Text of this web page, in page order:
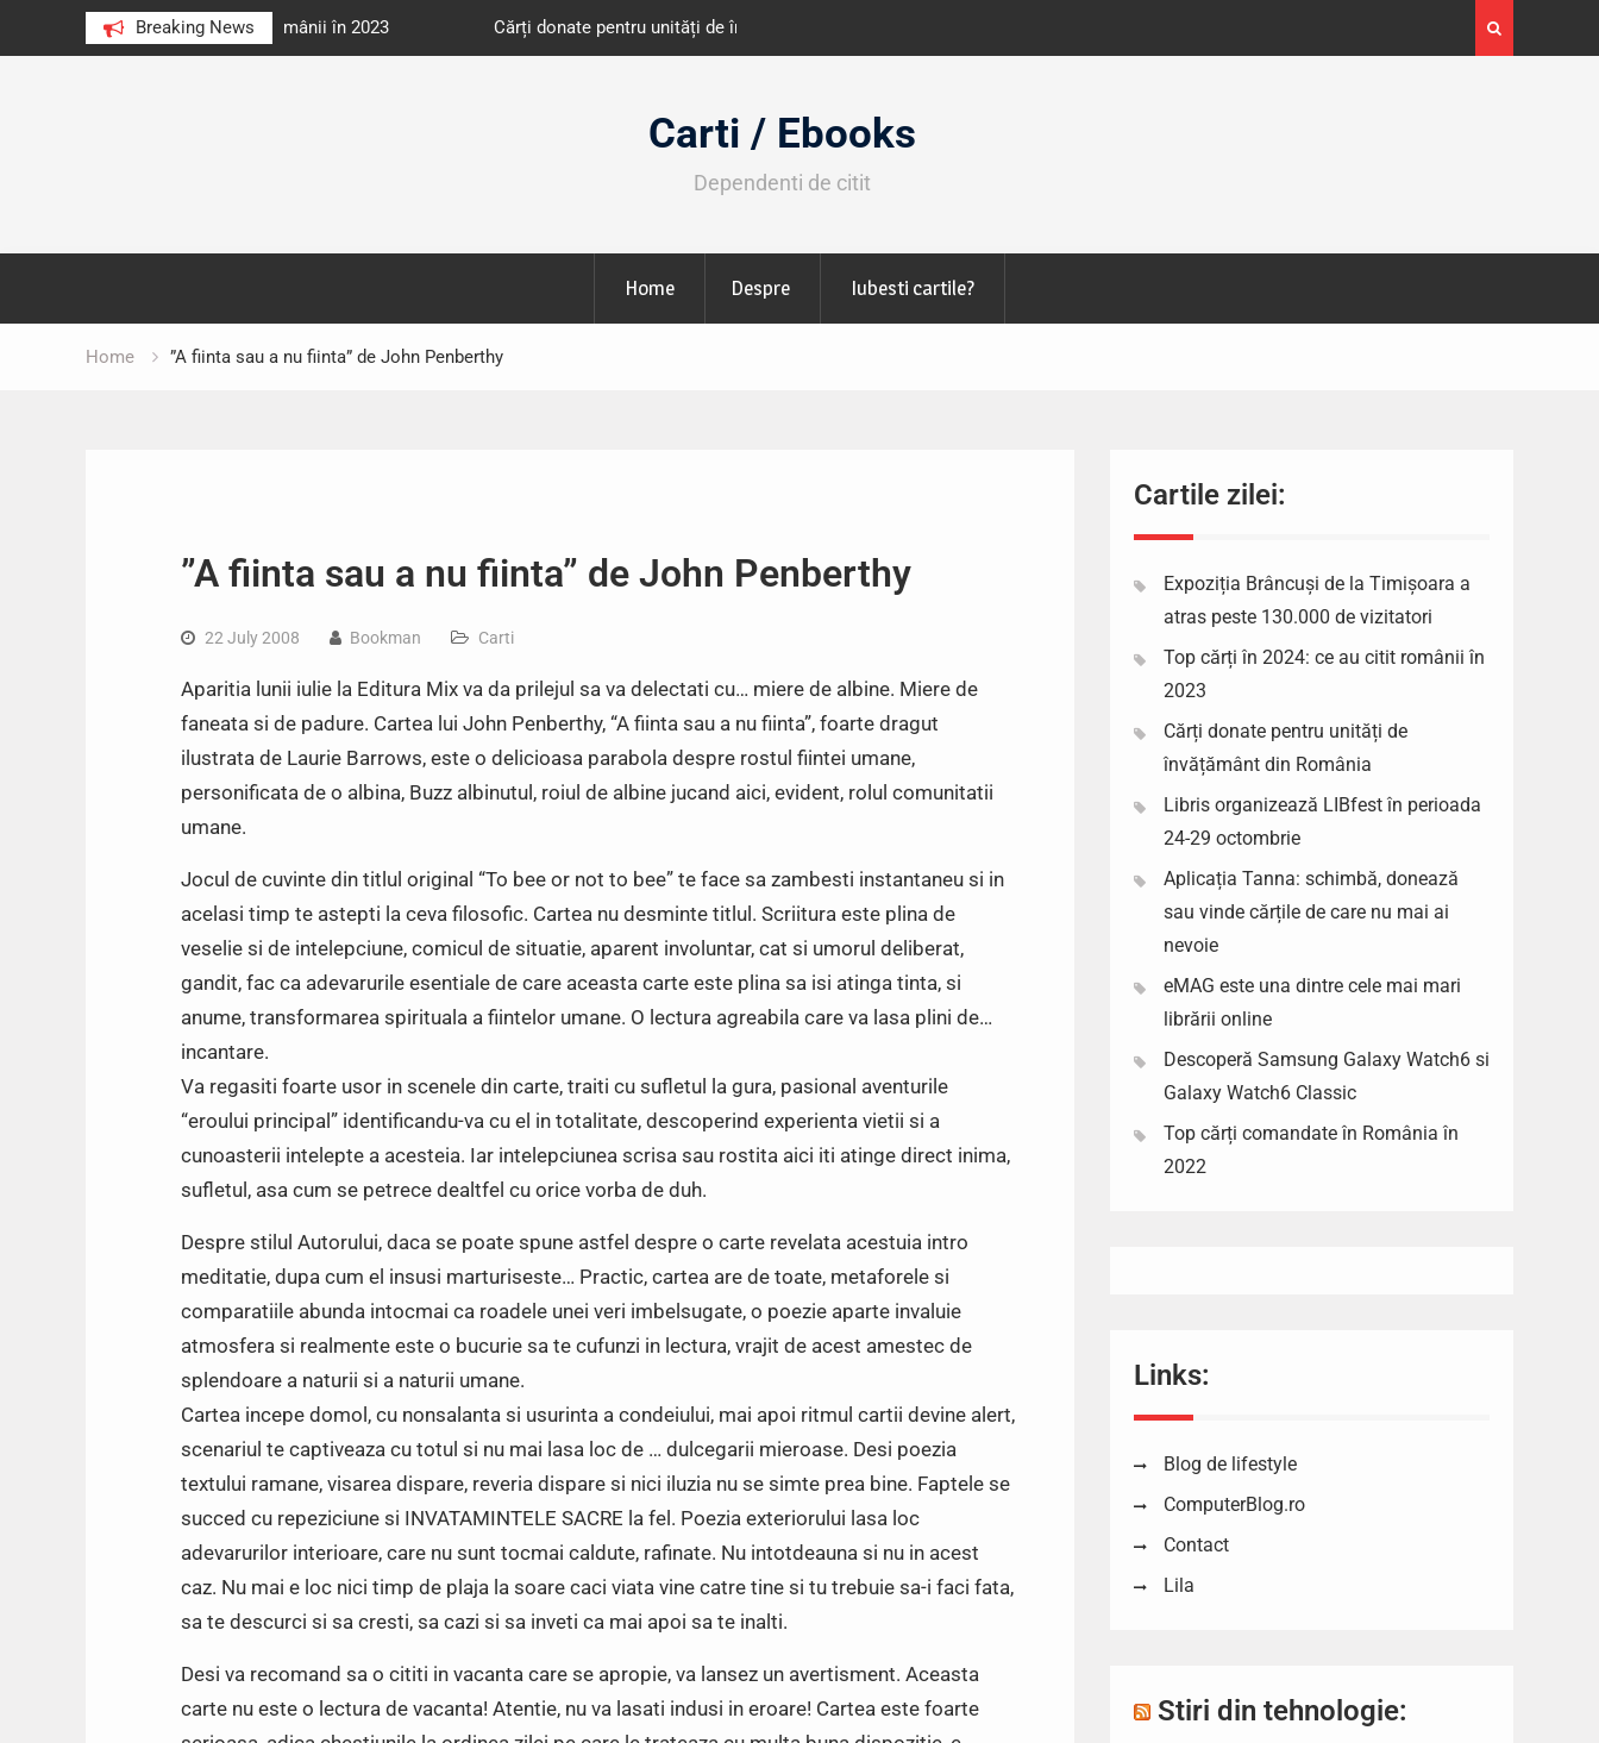
Breaking News
au citit românii în 2023 Cărți donate pentru unități de învățământ din România
octombrie
Expoziția Brâncuși de la Timișoara a atras peste
130.000 de vizitatori
Carti / Ebooks
Dependenti de citit
Home Despre Iubesti cartile?
Home ”A fiinta sau a nu fiinta” de John Penberthy
”A fiinta sau a nu fiinta” de John Penberthy
22 July 2008 Bookman Carti
Aparitia lunii iulie la Editura Mix va da prilejul sa va delectati cu… miere de albine. Miere de
faneata si de padure. Cartea lui John Penberthy, “A fiinta sau a nu fiinta”, foarte dragut
ilustrata de Laurie Barrows, este o delicioasa parabola despre rostul fiintei umane,
personificata de o albina, Buzz albinutul, roiul de albine jucand aici, evident, rolul comunitatii
umane.
Jocul de cuvinte din titlul original “To bee or not to bee” te face sa zambesti instantaneu si in
acelasi timp te astepti la ceva filosofic. Cartea nu desminte titlul. Scriitura este plina de
veselie si de intelepciune, comicul de situatie, aparent involuntar, cat si umorul deliberat,
gandit, fac ca adevarurile esentiale de care aceasta carte este plina sa isi atinga tinta, si
anume, transformarea spirituala a fiintelor umane. O lectura agreabila care va lasa plini de…
incantare.
Va regasiti foarte usor in scenele din carte, traiti cu sufletul la gura, pasional aventurile
“eroului principal” identificandu-va cu el in totalitate, descoperind experienta vietii si a
cunoasterii intelepte a acesteia. Iar intelepciunea scrisa sau rostita aici iti atinge direct inima,
sufletul, asa cum se petrece dealtfel cu orice vorba de duh.
Despre stilul Autorului, daca se poate spune astfel despre o carte revelata acestuia intro
meditatie, dupa cum el insusi marturiseste… Practic, cartea are de toate, metaforele si
comparatiile abunda intocmai ca roadele unei veri imbelsugate, o poezie aparte invaluie
atmosfera si realmente este o bucurie sa te cufunzi in lectura, vrajit de acest amestec de
splendoare a naturii si a naturii umane.
Cartea incepe domol, cu nonsalanta si usurinta a condeiului, mai apoi ritmul cartii devine alert,
scenariul te captiveaza cu totul si nu mai lasa loc de … dulcegarii mieroase. Desi poezia
textului ramane, visarea dispare, reveria dispare si nici iluzia nu se simte prea bine. Faptele se
succed cu repeziciune si INVATAMINTELE SACRE la fel. Poezia exteriorului lasa loc
adevarurilor interioare, care nu sunt tocmai caldute, rafinate. Nu intotdeauna si nu in acest
caz. Nu mai e loc nici timp de plaja la soare caci viata vine catre tine si tu trebuie sa-i faci fata,
sa te descurci si sa cresti, sa cazi si sa inveti ca mai apoi sa te inalti.
Desi va recomand sa o cititi in vacanta care se apropie, va lansez un avertisment. Aceasta
carte nu este o lectura de vacanta! Atentie, nu va lasati indusi in eroare! Cartea este foarte
Cartile zilei:
Expoziția Brâncuși de la Timișoara a
atras peste 130.000 de vizitatori
Top cărți în 2024: ce au citit românii în
2023
Cărți donate pentru unități de
învățământ din România
Libris organizează LIBfest în perioada
24-29 octombrie
Aplicația Tanna: schimbă, donează
sau vinde cărțile de care nu mai ai
nevoie
eMAG este una dintre cele mai mari
librării online
Descoperă Samsung Galaxy Watch6 si
Galaxy Watch6 Classic
Top cărți comandate în România în
2022
Links:
Blog de lifestyle
ComputerBlog.ro
Contact
Lila
Stiri din tehnologie: